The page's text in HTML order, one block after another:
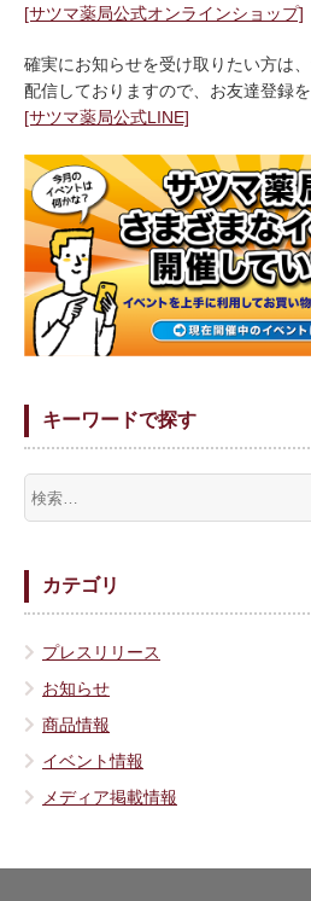
[サツマ薬局公式オンラインショップ]
確実にお知らせを受け取りたい方は
配信しておりますので、お友達登録
[サツマ薬局公式LINE]
キーワードで探す
カテゴリ
プレスリリース
お知らせ
商品情報
イベント情報
メディア掲載情報